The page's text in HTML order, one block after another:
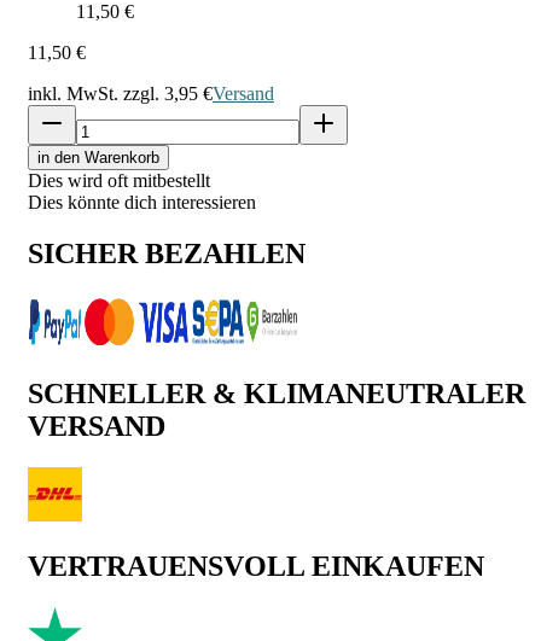
11,50 €
11,50 €
inkl. MwSt. zzgl. 3,95 €Versand
in den Warenkorb
Dies wird oft mitbestellt
Dies könnte dich interessieren
SICHER BEZAHLEN
SCHNELLER & KLIMANEUTRALER
VERSAND
VERTRAUENSVOLL EINKAUFEN